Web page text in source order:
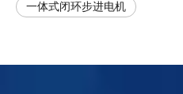
一体式闭环步进电机